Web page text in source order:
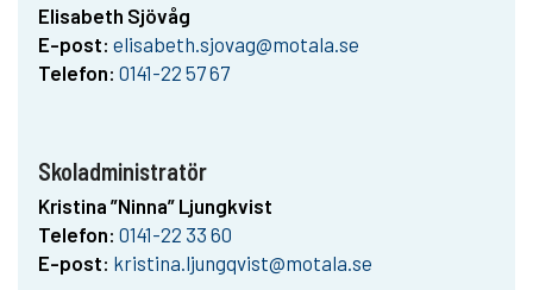
Elisabeth Sjövåg
E-post: elisabeth.sjovag@motala.se
Telefon: 0141-22 57 67
Skoladministratör
Kristina ”Ninna” Ljungkvist
Telefon: 0141-22 33 60
E-post: kristina.ljungqvist@motala.se